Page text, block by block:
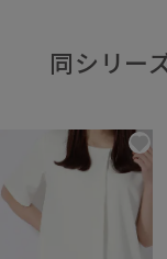
同シリー